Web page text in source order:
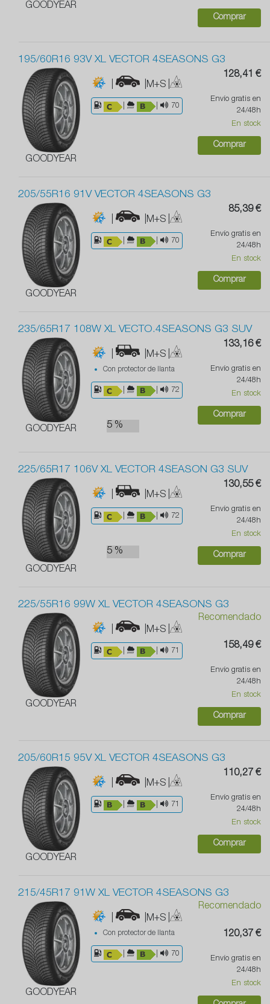
GOODYEAR
Comprar
195/60R16 93V XL VECTOR 4SEASONS G3
GOODYEAR
| |M+S |
70
128,41 €
Envío gratis en
24/48h
En stock
Comprar
205/55R16 91V VECTOR 4SEASONS G3
GOODYEAR
| |M+S |
70
85,39 €
Envío gratis en
24/48h
En stock
Comprar
235/65R17 108W XL VECTO.4SEASONS G3 SUV
GOODYEAR
| |M+S |
Con protector de llanta
72
5 %
133,16 €
Envío gratis en
24/48h
En stock
Comprar
225/65R17 106V XL VECTOR 4SEASON G3 SUV
GOODYEAR
| |M+S |
72
5 %
130,55 €
Envío gratis en
24/48h
En stock
Comprar
225/55R16 99W XL VECTOR 4SEASONS G3
GOODYEAR
| |M+S |
71
Recomendado
158,49 €
Envío gratis en
24/48h
En stock
Comprar
205/60R15 95V XL VECTOR 4SEASONS G3
GOODYEAR
| |M+S |
71
110,27 €
Envío gratis en
24/48h
En stock
Comprar
215/45R17 91W XL VECTOR 4SEASONS G3
GOODYEAR
| |M+S |
Con protector de llanta
70
Recomendado
120,37 €
Envío gratis en
24/48h
En stock